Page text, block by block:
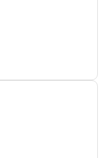
оставлять отклики